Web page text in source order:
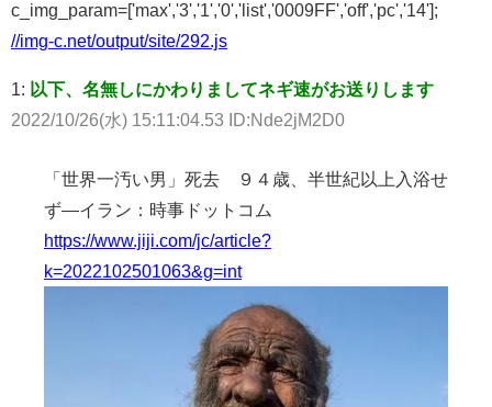
c_img_param=['max','3','1','0','list','0009FF','off','pc','14'];
//img-c.net/output/site/292.js
1: 以下、名無しにかわりましてネギ速がお送りします
2022/10/26(水) 15:11:04.53 ID:Nde2jM2D0
「世界一汚い男」死去 ９４歳、半世紀以上入浴せ
ず―イラン：時事ドットコム
https://www.jiji.com/jc/article?
k=2022102501063&g=int